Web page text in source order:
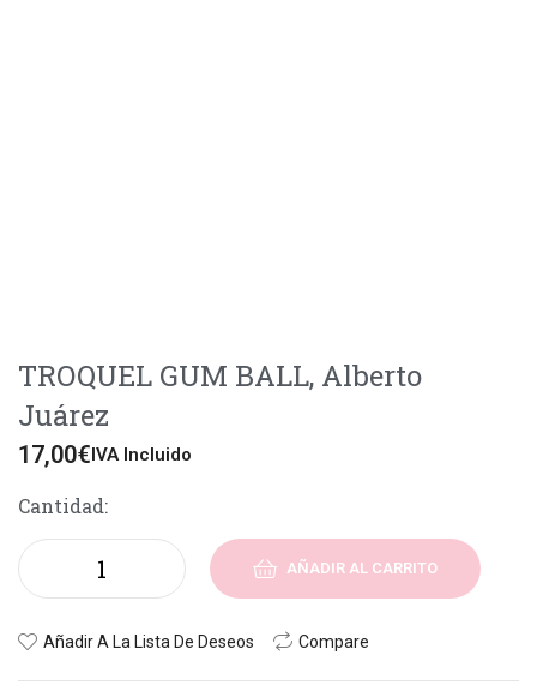
TROQUEL GUM BALL, Alberto
Juárez
17,00€IVA Incluido
Cantidad:
AÑADIR AL CARRITO
Añadir A La Lista De Deseos Compare